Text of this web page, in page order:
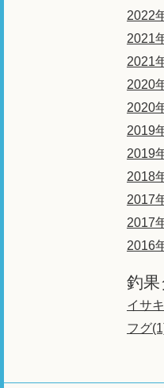
2022
2021
2021
2020
2020
2019
2019
2018
2017
2017
2016
釣
イサ
フグ